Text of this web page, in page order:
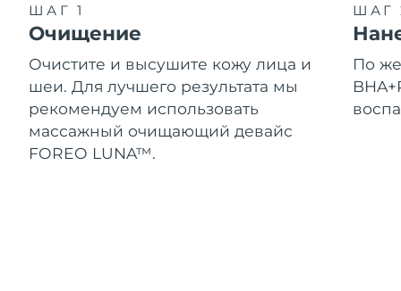
ШАГ 1
Очищение
Очистите и высушите кожу лица и
шеи. Для лучшего результата мы
рекомендуем использовать
массажный очищающий девайс
FOREO LUNA™.
ШАГ
По